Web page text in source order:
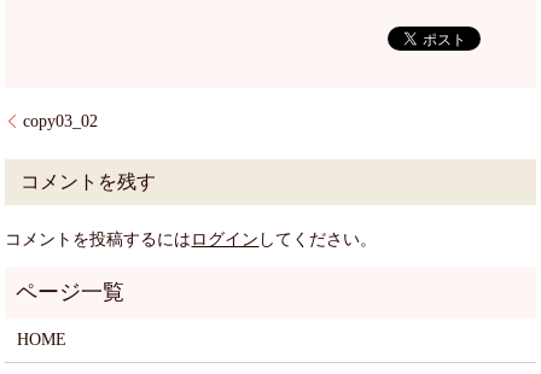
copy03_02
コメントを残す
コメントを投稿するには ログイン してください。
HOME